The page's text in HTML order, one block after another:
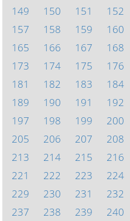
149
150 151 152
157
158 159 160
165
166 167 168
173
174 175 176
181
182 183 184
189
190 191 192
197
198 199 200
205
206 207 208
213
214 215 216
221
222 223 224
229
230 231 232
237
238 239 240